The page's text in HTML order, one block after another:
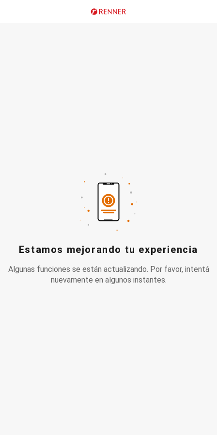
Estamos mejorando tu experiencia
Algunas funciones se están actualizando. Por favor, intentá
nuevamente en algunos instantes.